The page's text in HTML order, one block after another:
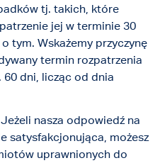
tj. takich, które
jej w terminie 30
tym. Wskażemy przyczynę
termin rozpatrzenia
60 dni, licząc od dnia
nasza odpowiedź na
satysfakcjonująca, możesz
uprawnionych do